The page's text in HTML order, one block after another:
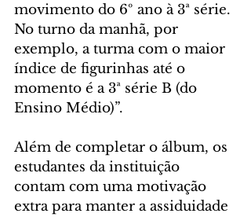
movimento do 6º ano à 3ª série.
No turno da manhã, por
exemplo, a turma com o maior
índice de figurinhas até o
momento é a 3ª série B (do
Ensino Médio)”.
Além de completar o álbum, os
estudantes da instituição
contam com uma motivação
extra para manter a assiduidade